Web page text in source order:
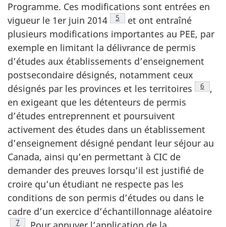
Programme. Ces modifications sont entrées en
vigueur le 1er juin 2014
Note de bas de page
5
et ont entraîné
plusieurs modifications importantes au PEE, par
exemple en limitant la délivrance de permis
d’études aux établissements d’enseignement
postsecondaire désignés, notamment ceux
désignés par les provinces et les territoires
Note
6
,
en exigeant que les détenteurs de permis
d’études entreprennent et poursuivent
activement des études dans un établissement
d’enseignement désigné pendant leur séjour au
Canada, ainsi qu’en permettant à CIC de
demander des preuves lorsqu’il est justifié de
croire qu’un étudiant ne respecte pas les
conditions de son permis d’études ou dans le
cadre d’un exercice d’échantillonnage aléatoire
Note de bas de page
7